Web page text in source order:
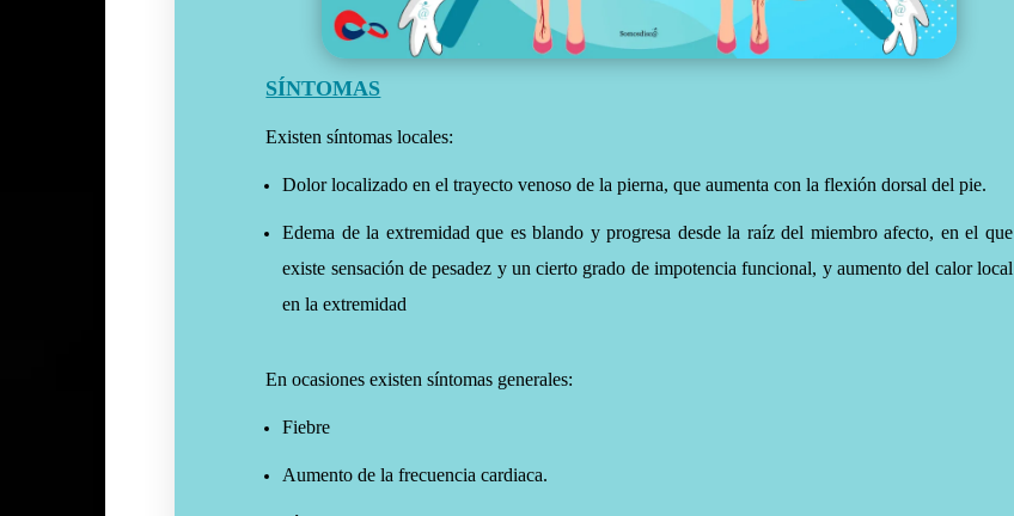
SÍNTOMAS
Existen síntomas locales:
Dolor localizado en el trayecto venoso de la pierna, que aumenta con la flexión dorsal del pie.
Edema de la extremidad que es blando y progresa desde la raíz del miembro afecto, en el que
existe sensación de pesadez y un cierto grado de impotencia funcional, y aumento del calor local
en la extremidad
En ocasiones existen síntomas generales:
Fiebre
Aumento de la frecuencia cardiaca.